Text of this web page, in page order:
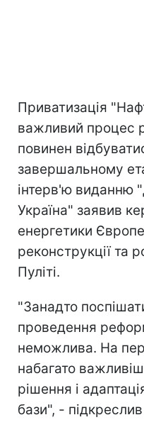
Приватизація
важливий процес
повинен
завершальному
інтерв'ю виданню
Україна" заявив
енергетики
реконструкції та
Пуліті.
"Занадто
проведення
неможлива. На
набагато
рішення і
бази", - підкреслив